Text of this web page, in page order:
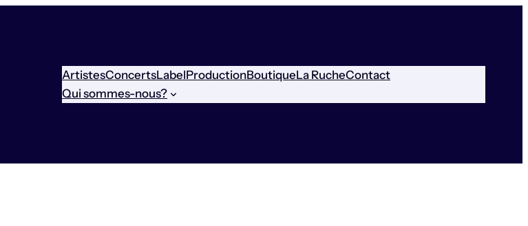
ArtistesConcertsLabelProductionBoutiqueLa RucheContact
Qui sommes-nous?